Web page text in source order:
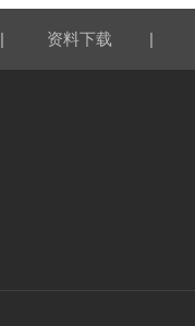
| 资料下载 |